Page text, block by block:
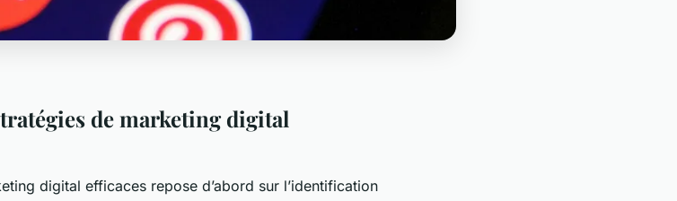
de marketing digital
digital efficaces repose d’abord sur l’identification